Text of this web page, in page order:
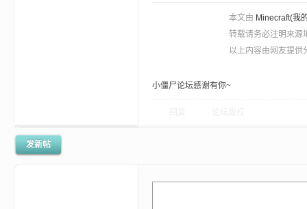
本文由 Minecraft(我
转载请务必注明来源
以上内容由网友提供
小僵尸论坛感谢有你~
发新帖